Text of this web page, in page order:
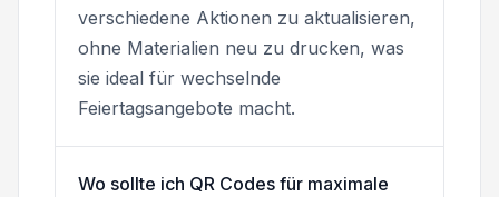
verschiedene Aktionen zu aktualisieren,
ohne Materialien neu zu drucken, was
sie ideal für wechselnde
Feiertagsangebote macht.
Wo sollte ich QR Codes für maximale